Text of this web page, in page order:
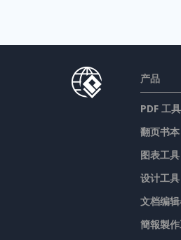
产品
PDF 工
翻页书本
图表工具
设计工具
文档编
簡報製